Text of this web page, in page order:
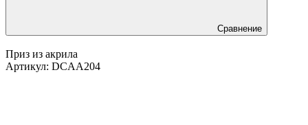
Сравнение
Приз из акрила
Артикул: DCAA204